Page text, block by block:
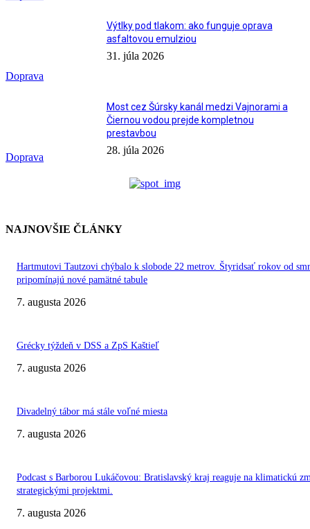
Doprava
Výtlky pod tlakom: ako funguje oprava
asfaltovou emulziou
31. júla 2026
Doprava
Most cez Šúrsky kanál medzi Vajnorami a
Čiernou vodou prejde kompletnou
prestavbou
28. júla 2026
NAJNOVŠIE ČLÁNKY
Hartmutovi Tautzovi chýbalo k slobode 22 metrov. Štyridsať rokov od
pripomínajú nové pamätné tabule
7. augusta 2026
Grécky týždeň v DSS a ZpS Kaštieľ
7. augusta 2026
Divadelný tábor má stále voľné miesta
7. augusta 2026
Podcast s Barborou Lukáčovou: Bratislavský kraj reaguje na klimatickú
strategickými projektmi.
7. augusta 2026